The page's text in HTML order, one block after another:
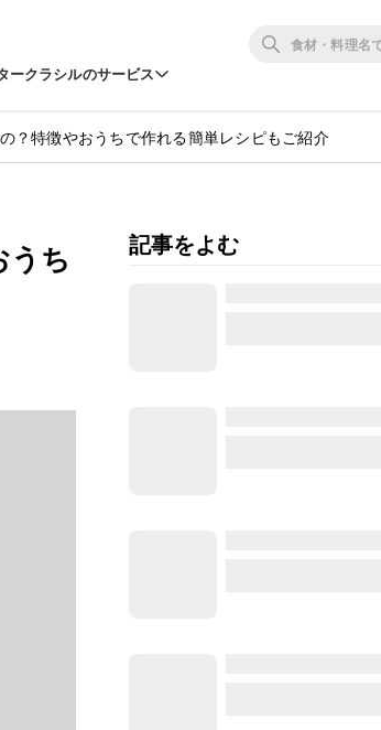
ークラシルのサービス
？特徴やおうちで作れる簡単レシピもご紹介
うち
記事をよむ